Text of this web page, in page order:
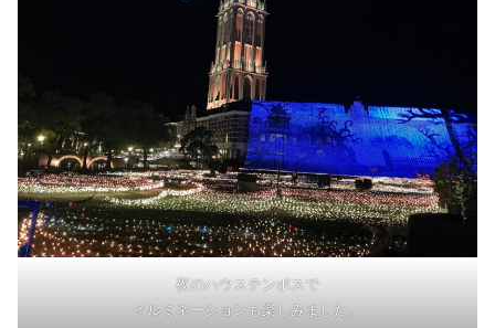
夜のハウステンボスで
イルミネーションも楽しみました。